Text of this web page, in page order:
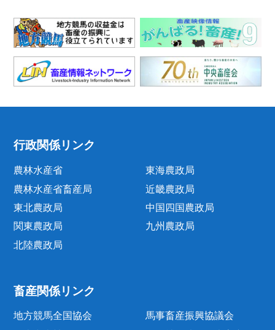
行政関係リンク
農林水産省
農林水産省畜産局
東北農政局
関東農政局
北陸農政局
東海農政局
近畿農政局
中国四国農政局
九州農政局
畜産関係リンク
地方競馬全国協会
馬事畜産振興協議会